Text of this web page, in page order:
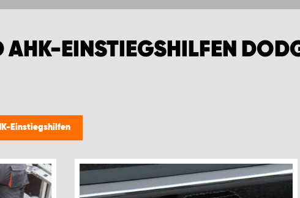
AHK-EINSTIEGSHILFEN
Einstiegshilfen